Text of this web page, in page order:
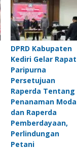
DPRD Kabupaten
Kediri Gelar Rapat
Paripurna
Persetujuan
Raperda Tentang
Penanaman
dan Raperda
Pemberdayaan,
Perlindungan
Petani